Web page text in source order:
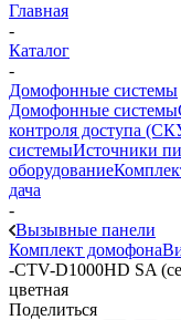
Главная
-
Каталог
-
Домофонные системы
Домофонные системы
контроля доступа
системыИсточники
оборудование
дача
-
Вызывные панели
Комплект домофона
-CTV-D1000HD SA
цветная
Поделиться